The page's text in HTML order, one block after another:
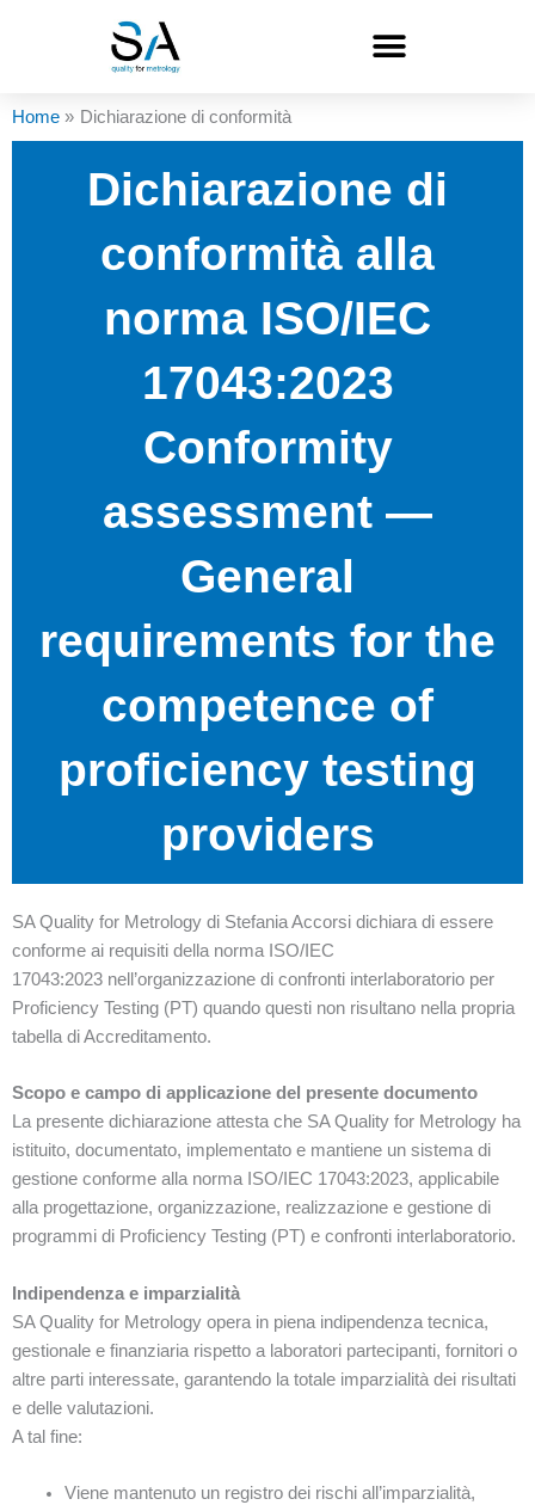
Home Dichiarazione di conformità
Dichiarazione di
conformità alla
norma ISO/IEC
17043:2023
Conformity
assessment —
General
requirements for the
competence of
proficiency testing
providers
SA Quality for Metrology di Stefania Accorsi dichiara di essere
conforme ai requisiti della norma ISO/IEC
17043:2023 nell’organizzazione di confronti interlaboratorio per
Proficiency Testing (PT) quando questi non risultano nella propria
tabella di Accreditamento.
Scopo e campo di applicazione del presente documento
La presente dichiarazione attesta che SA Quality for Metrology ha
istituito, documentato, implementato e mantiene un sistema di
gestione conforme alla norma ISO/IEC 17043:2023, applicabile
alla progettazione, organizzazione, realizzazione e gestione di
programmi di Proficiency Testing (PT) e confronti interlaboratorio.
Indipendenza e imparzialità
SA Quality for Metrology opera in piena indipendenza tecnica,
gestionale e finanziaria rispetto a laboratori partecipanti, fornitori o
altre parti interessate, garantendo la totale imparzialità dei risultati
e delle valutazioni.
A tal fine:
Viene mantenuto un registro dei rischi all’imparzialità,